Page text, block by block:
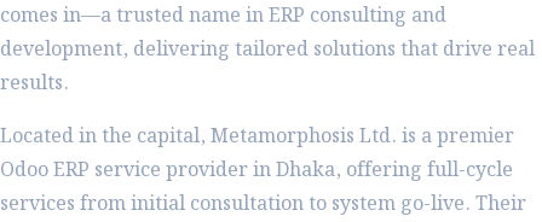
comes in—a trusted name in ERP consulting and
development, delivering tailored solutions that drive real
results.
Located in the capital, Metamorphosis Ltd. is a premier
Odoo ERP service provider in Dhaka, offering full-cycle
services from initial consultation to system go-live. Their